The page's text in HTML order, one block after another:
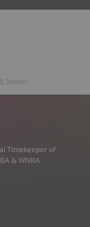
34mm
Timekeeper of
& WNBA